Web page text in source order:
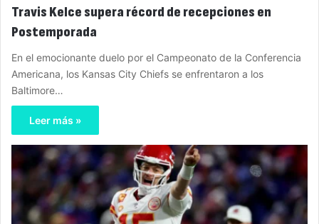
Travis Kelce supera récord de recepciones en
Postemporada
En el emocionante duelo por el Campeonato de la Conferencia
Americana, los Kansas City Chiefs se enfrentaron a los
Baltimore…
Leer más »